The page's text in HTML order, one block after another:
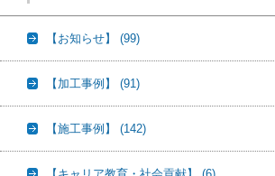
【お知らせ】 (99)
【加工事例】 (91)
【施工事例】 (142)